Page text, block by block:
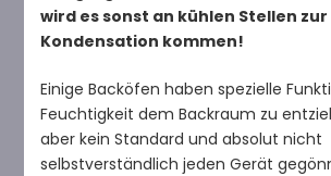
wird es sonst an kühlen Stellen zur
Kondensation kommen!
Einige Backöfen haben spezielle
Feuchtigkeit dem Backraum zu
aber kein Standard und absolut nicht
selbstverständlich jeden Gerät